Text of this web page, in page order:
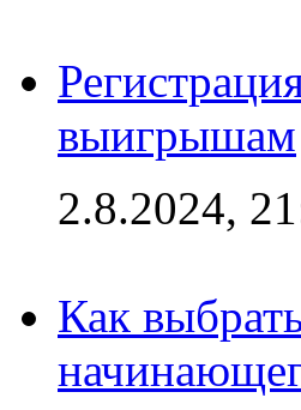
выигрышам
2.8.2024,
Как